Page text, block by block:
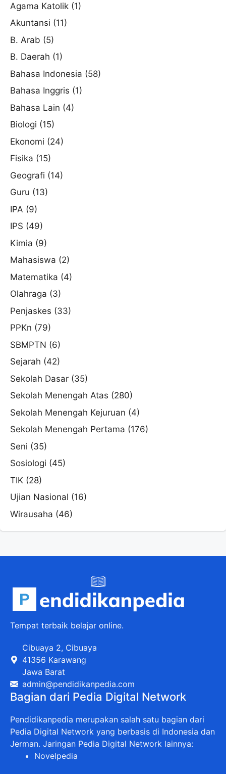
Agama Katolik (1)
Akuntansi (11)
B. Arab (5)
B. Daerah (1)
Bahasa Indonesia (58)
Bahasa Inggris (1)
Bahasa Lain (4)
Biologi (15)
Ekonomi (24)
Fisika (15)
Geografi (14)
Guru (13)
IPA (9)
IPS (49)
Kimia (9)
Mahasiswa (2)
Matematika (4)
Olahraga (3)
Penjaskes (33)
PPKn (79)
SBMPTN (6)
Sejarah (42)
Sekolah Dasar (35)
Sekolah Menengah Atas (280)
Sekolah Menengah Kejuruan (4)
Sekolah Menengah Pertama (176)
Seni (35)
Sosiologi (45)
TIK (28)
Ujian Nasional (16)
Wirausaha (46)
Tempat terbaik belajar online.
Cibuaya 2, Cibuaya
41356 Karawang
Jawa Barat
admin@pendidikanpedia.com
Bagian dari Pedia Digital Network
Pendidikanpedia merupakan salah satu bagian dari
Pedia Digital Network yang berbasis di Indonesia dan
Jerman. Jaringan Pedia Digital Network lainnya:
Novelpedia